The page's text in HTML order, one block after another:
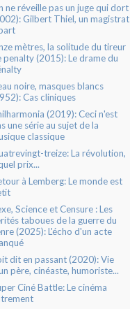
ne réveille pas un juge qui dort
Gilbert Thiel, un magistrat
mètres, la solitude du tireur
penalty (2015): Le drame du
noire, masques blancs
Cas cliniques
(2019): Ceci n'est
une série au sujet de la
classique
treize: La révolution,
prix...
à Lemberg: Le monde est
Science et Censure : Les
taboues de la guerre du
(2025): L'écho d'un acte
dit en passant (2020): Vie
père, cinéaste, humoriste...
Ciné Battle: Le cinéma